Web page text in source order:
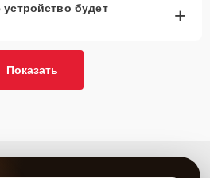
устройство будет
+
Показать